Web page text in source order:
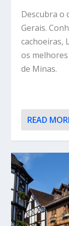
Descubra o
Gerais.
cachoeiras,
os
de Minas.
READ